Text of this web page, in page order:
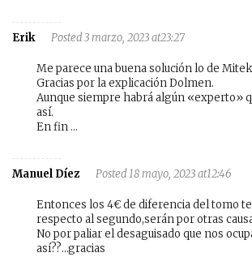
Erik Posted 3 marzo, 2023 at23:27
Me parece una buena solución lo de
Gracias por la explicación Dolmen.
Aunque siempre habrá algún «experto»
así.
En fin …
Manuel Díez Posted 18 mayo, 2023 at12:46
Entonces los 4€ de diferencia del tomo
respecto al segundo,serán por otras
No por paliar el desaguisado que nos
así??…gracias